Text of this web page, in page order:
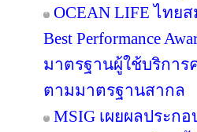
OCEAN LIFE ไทย
Best Performance
มาตรฐานผู้ใช้บริการ
ตามมาตรฐานสากล
MSIG เผยผลประก